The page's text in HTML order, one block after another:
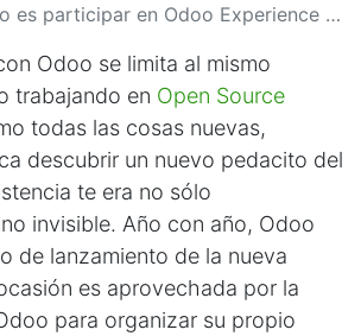
participar en Odoo Experience y OCA Days 2024?
Odoo se limita al mismo
trabajando en Open Source
todas las cosas nuevas,
descubrir un nuevo pedacito del
te era no sólo
invisible. Año con año, Odoo
de lanzamiento de la nueva
es aprovechada por la
para organizar su propio